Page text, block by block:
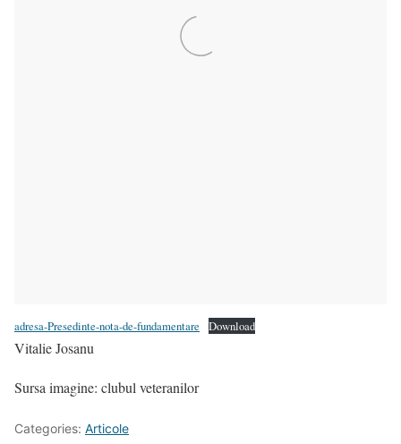
adresa-Presedinte-nota-de-fundamentare Download
Vitalie Josanu
Sursa imagine: clubul veteranilor
Categories: Articole